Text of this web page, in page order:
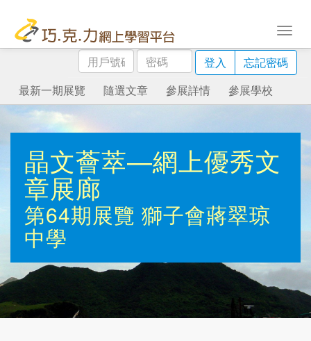
用
戶
號
碼
密
碼
登入
忘記密碼
最新一期展覽
隨選文章 參展詳情 參展學校
晶文薈萃—網上優秀文
章展廊
第64期展覽 獅子會蔣翠琼
中學